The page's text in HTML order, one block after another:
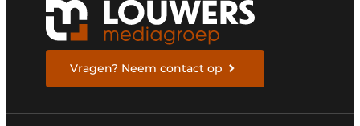
Vragen? Neem contact op